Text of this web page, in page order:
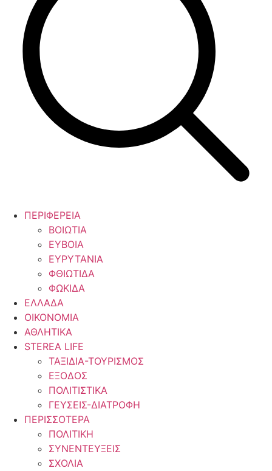
ΠΕΡΙΦΕΡΕΙΑ
ΒΟΙΩΤΙΑ
ΕΥΒΟΙΑ
ΕΥΡΥΤΑΝΙΑ
ΦΘΙΩΤΙΔΑ
ΦΩΚΙΔΑ
ΕΛΛΑΔΑ
ΟΙΚΟΝΟΜΙΑ
ΑΘΛΗΤΙΚΑ
STEREA LIFE
ΤΑΞΙΔΙΑ-ΤΟΥΡΙΣΜΟΣ
ΕΞΟΔΟΣ
ΠΟΛΙΤΙΣΤΙΚΑ
ΓΕΥΣΕΙΣ-ΔΙΑΤΡΟΦΗ
ΠΕΡΙΣΣΟΤΕΡΑ
ΠΟΛΙΤΙΚΗ
ΣΥΝΕΝΤΕΥΞΕΙΣ
ΣΧΟΛΙΑ